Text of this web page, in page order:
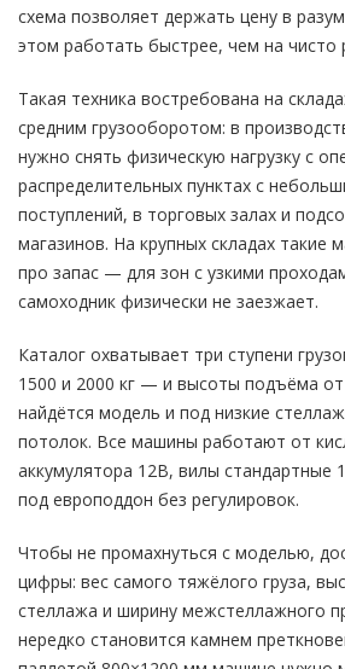
схема позволяет держать цену в
этом работать быстрее, чем на чисто
Такая техника востребована на
средним грузооборотом: в
нужно снять физическую нагрузку с
распределительных пунктах с
поступлений, в торговых залах и
магазинов. На крупных складах такие
про запас — для зон с узкими
самоходник физически не заезжает.
Каталог охватывает три ступени
1500 и 2000 кг — и высоты подъёма
найдётся модель и под низкие
потолок. Все машины работают от
аккумулятора 12В, вилы стандартные
под европоддон без регулировок.
Чтобы не промахнуться с моделью,
цифры: вес самого тяжёлого груза,
стеллажа и ширину межстеллажного
нередко становится камнем